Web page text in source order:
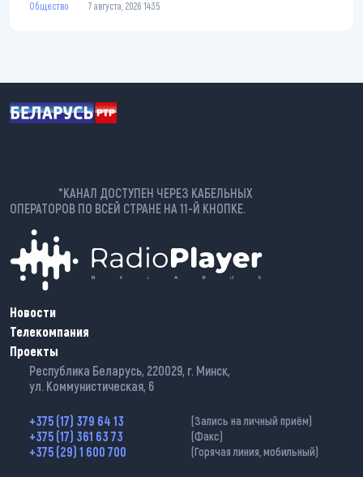
Общество 7 августа, 2026 14:35
*КАНАЛ ДОСТУПЕН ЧЕРЕЗ КАБЕЛЬНЫХ
ОПЕРАТОРОВ ПО ВСЕЙ СТРАНЕ НА 11-Й КНОПКЕ.
Новости
Телекомпания
Проекты
Республика Беларусь, 220029, г. Минск,
ул. Коммунистическая, 6
+375 (17) 379 64 13 (Запись на личный приём)
+375 (17) 361 63 73 (Факс)
+375 (29) 1 600 700 (Горячая линия, мобильный)